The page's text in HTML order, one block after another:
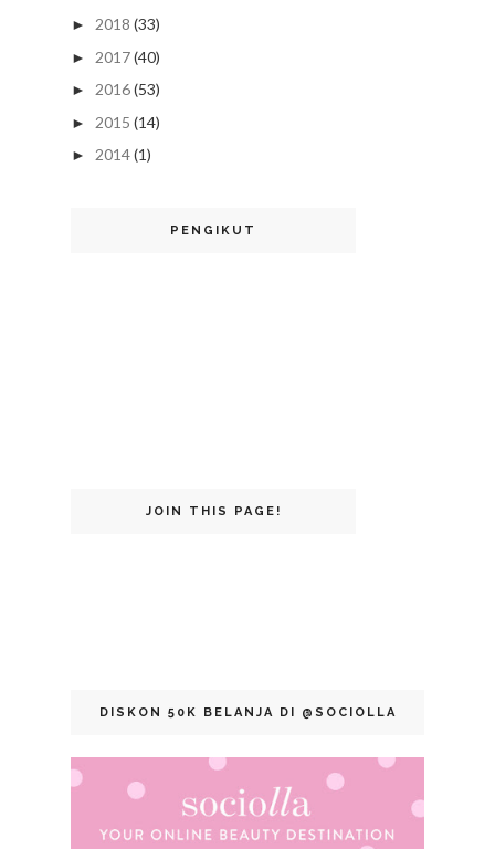
► 2018 (33)
► 2017(40)
► 2016(53)
► 2015 (14)
► 2014(1)
PENGIKUT
JOIN THIS PAGE!
DISKON 50K BELANJA DI @SOCIOLLA